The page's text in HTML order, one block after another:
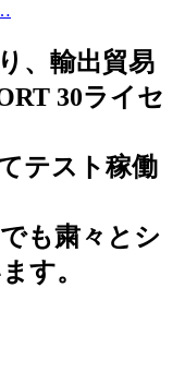
、輸出貿易
30ライセ
テスト稼働
も粛々とシ
す。